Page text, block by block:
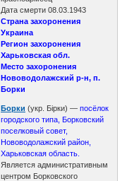
Дата смерти 08.03.1943
Страна захоронения
Украина
Регион захоронения
Харьковская обл.
Место захоронения
Нововодолажский р-н, п.
Борки
Борки (укр. Бірки) —посёлок
городского типа, Борковский
поселковый совет,
Нововодолажский район,
Харьковская область.
Является административным
центром Борковского